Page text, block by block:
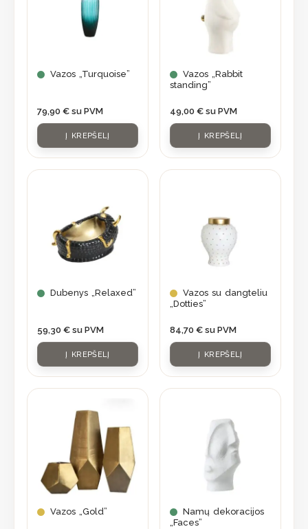
Vazos „Turquoise”
79,90 € su PVM
Į KREPŠELĮ
Vazos „Rabbit
standing”
49,00 € su PVM
Į KREPŠELĮ
Dubenys „Relaxed”
59,30 € su PVM
Į KREPŠELĮ
Vazos su dangteliu
„Dotties”
84,70 € su PVM
Į KREPŠELĮ
Vazos „Gold”
multiple
variants.
The
options
may
Namų dekoracijos
„Faces”